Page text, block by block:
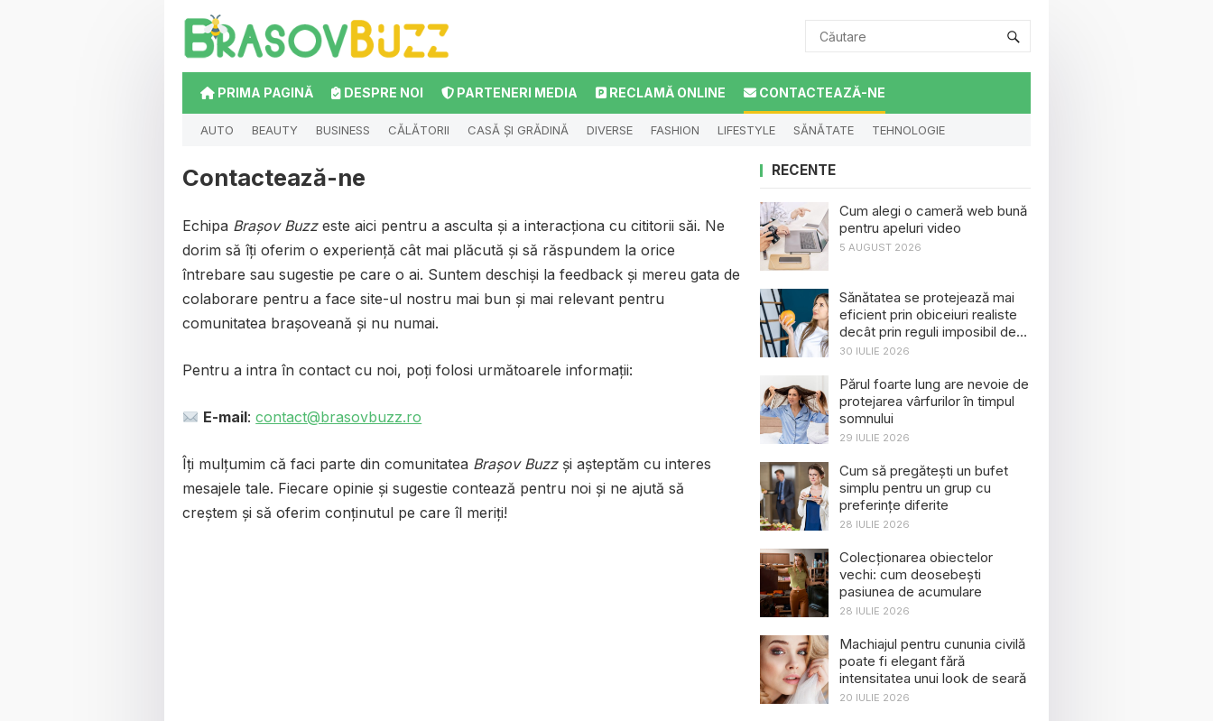
PRIMA PAGINĂ DESPRE NOI PARTENERI MEDIA RECLAMĂ ONLINE CONTACTEAZĂ-NE
AUTO BEAUTY BUSINESS CĂLĂTORII CASĂ ȘI GRĂDINĂ DIVERSE FASHION LIFESTYLE SĂNĂTATE TEHNOLOGIE
Contactează-ne
Echipa Brașov Buzzeste aici pentru a asculta și a interacționa cu cititorii săi. Ne
dorim să îți oferim o experiență cât mai plăcută și să răspundem la orice
întrebare sau sugestie pe care o ai. Suntem deschiși la feedback și mereu gata de
colaborare pentru a face site-ul nostru mai bun și mai relevant pentru
comunitatea brașoveană și nu numai.
Pentru a intra în contact cu noi, poți folosi următoarele informații:
E-mail:contact@brasovbuzz.ro
Îți mulțumim că faci parte din comunitatea Brașov Buzzși așteptăm cu interes
mesajele tale. Fiecare opinie și sugestie contează pentru noi și ne ajută să
creștem și să oferim conținutul pe care îl meriți!
RECENTE
Cum alegi o cameră web bună
pentru apeluri video
5 AUGUST 2026
Sănătatea se protejează mai
eficient prin obiceiuri realiste
decât prin reguli imposibil de
menținut
30 IULIE 2026
Părul foarte lung are nevoie de
protejarea vârfurilor în timpul
somnului
29 IULIE 2026
Cum să pregătești un bufet
simplu pentru un grup cu
preferințe diferite
28 IULIE 2026
Colecționarea obiectelor
vechi: cum deosebești
pasiunea de acumulare
28 IULIE 2026
Machiajul pentru cununia civilă
poate fi elegant fără
intensitatea unui look de seară
20 IULIE 2026